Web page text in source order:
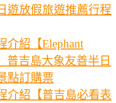
遊放假旅遊推薦行程
介紹【Elephant
普吉島大象友善半日
點訂購票
介紹【普吉島必看表